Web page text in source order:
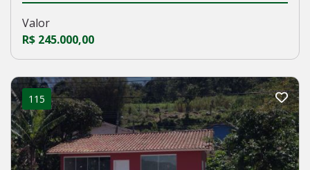
Valor
R$ 245.000,00
115